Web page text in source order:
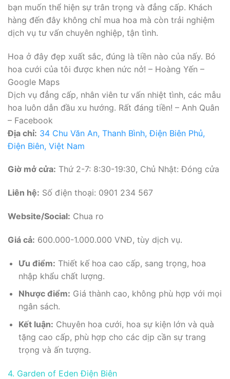
bạn muốn thể hiện sự trân trọng và đẳng cấp. Khách
hàng đến đây không chỉ mua hoa mà còn trải nghiệm
dịch vụ tư vấn chuyên nghiệp, tận tình.
Hoa ở đây đẹp xuất sắc, đúng là tiền nào của nấy. Bó
hoa cưới của tôi được khen nức nở! – Hoàng Yến –
Google Maps
Dịch vụ đẳng cấp, nhân viên tư vấn nhiệt tình, các mẫu
hoa luôn dẫn đầu xu hướng. Rất đáng tiền! – Anh Quân
– Facebook
Địa chỉ: 34 Chu Văn An, Thanh Bình, Điện Biên Phủ,
Điện Biên, Việt Nam
Giờ mở cửa: Thứ 2-7: 8:30-19:30, Chủ Nhật: Đóng cửa
Liên hệ: Số điện thoại: 0901 234 567
Website/Social: Chua ro
Giá cả: 600.000-1.000.000 VNĐ, tùy dịch vụ.
Ưu điểm: Thiết kế hoa cao cấp, sang trọng, hoa
nhập khẩu chất lượng.
Nhược điểm: Giá thành cao, không phù hợp với mọi
ngân sách.
Kết luận: Chuyên hoa cưới, hoa sự kiện lớn và quà
tặng cao cấp, phù hợp cho các dịp cần sự trang
trọng và ấn tượng.
4. Garden of Eden Điện Biên